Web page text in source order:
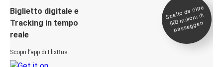
Biglietto digitale e
Tracking in tempo
reale
Scopri l’app di FlixBus
Scelto da oltre
500
milioni di
passeggeri